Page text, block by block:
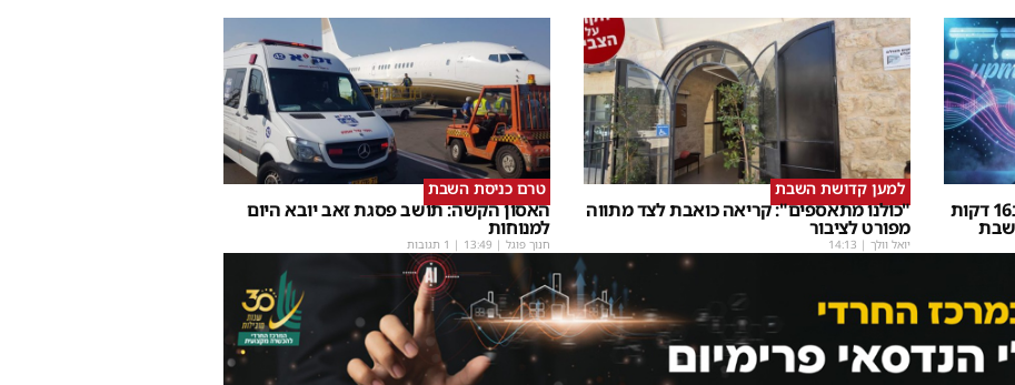
שבת Upmix" משולם זושא וTYH ב16 דקות
למען קדושת השבת
"כולנו מתאספים": קריאה כואבת לצד מתווה
מפורט לציבור
יואל וולך |
14:13
טרם כניסת השבת
האסון הקשה: תושב פסגת זאב יובא היום
למנוחות
חנוך פוגל |
13:49 | 1 תגובות